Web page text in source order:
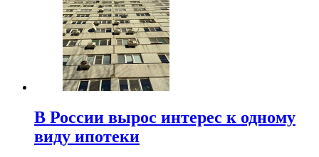
В России вырос интерес к одному
виду ипотеки